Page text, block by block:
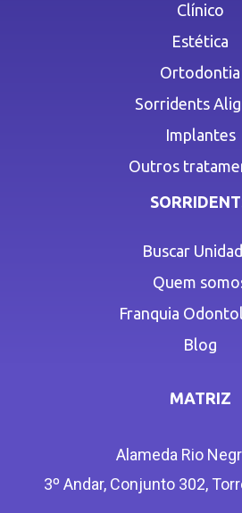
Clínico
Estética
Ortodontia
Sorridents
Implantes
Outros
Buscar
Quem
Franquia
Blog
MATRIZ
Alameda Rio
3º Andar, Conjunto 302,